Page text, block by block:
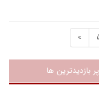
»
پر بازدیدترین ها